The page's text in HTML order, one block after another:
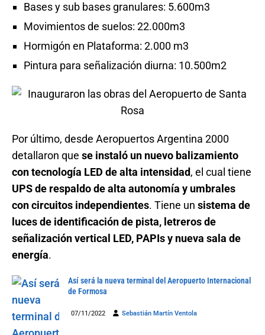
Bases y sub bases granulares: 5.600m3
Movimientos de suelos: 22.000m3
Hormigón en Plataforma: 2.000 m3
Pintura para señalización diurna: 10.500m2
Por último, desde Aeropuertos Argentina 2000
detallaron que se instaló un nuevo balizamiento
con tecnología LED de alta intensidad, el cual tiene
UPS de respaldo de alta autonomía y umbrales
con circuitos independientes. Tiene un sistema de
luces de identificación de pista, letreros de
señalización vertical LED, PAPIs y nueva sala de
energía.
Así será la nueva terminal del Aeropuerto Internacional
de Formosa
07/11/2022 Sebastián Martín Ventola